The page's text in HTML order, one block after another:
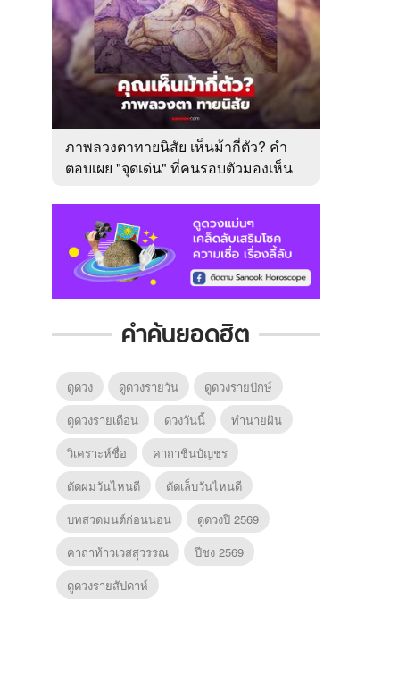
ภาพลวงตาทายนิสัย เห็นม้ากี่ตัว? คำ
ตอบเผย "จุดเด่น" ที่คนรอบตัวมองเห็น
คำค้นยอดฮิต
ดูดวง ดูดวงรายวัน
ดูดวงรายปักษ์
ดูดวงรายเดือน
ดวงวันนี้
ทํานายฝัน
วิเคราะห์ชื่อ
คาถาชินบัญชร
ตัดผมวันไหนดี
ตัดเล็บวันไหนดี
บทสวดมนต์ก่อนนอน
ดูดวงปี 2569
คาถาท้าวเวสสุวรรณ
ปีชง 2569
ดูดวงรายสัปดาห์